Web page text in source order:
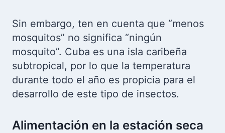
Sin embargo, ten en cuenta que “menos
mosquitos” no significa “ningún
mosquito”. Cuba es una isla caribeña
subtropical, por lo que la temperatura
durante todo el año es propicia para el
desarrollo de este tipo de insectos.
Alimentación en la estación seca